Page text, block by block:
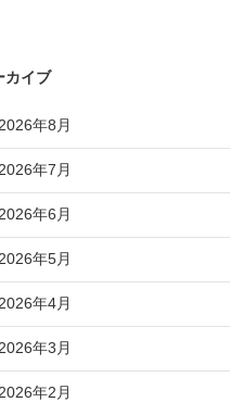
カイブ
年8月
年7月
年6月
年5月
年4月
年3月
年2月